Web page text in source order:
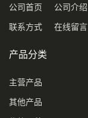
公司首页 公司介绍
联系方式 在线留言
产品分类
主营产品
其他产品